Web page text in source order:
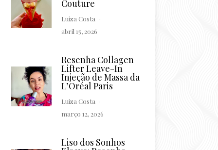
Couture
Luiza Costa
abril 15, 2026
Resenha Collagen
Lifter Leave-In
Injeção de Massa da
L’Oréal Paris
Luiza Costa
março 12, 2026
Liso dos Sonhos